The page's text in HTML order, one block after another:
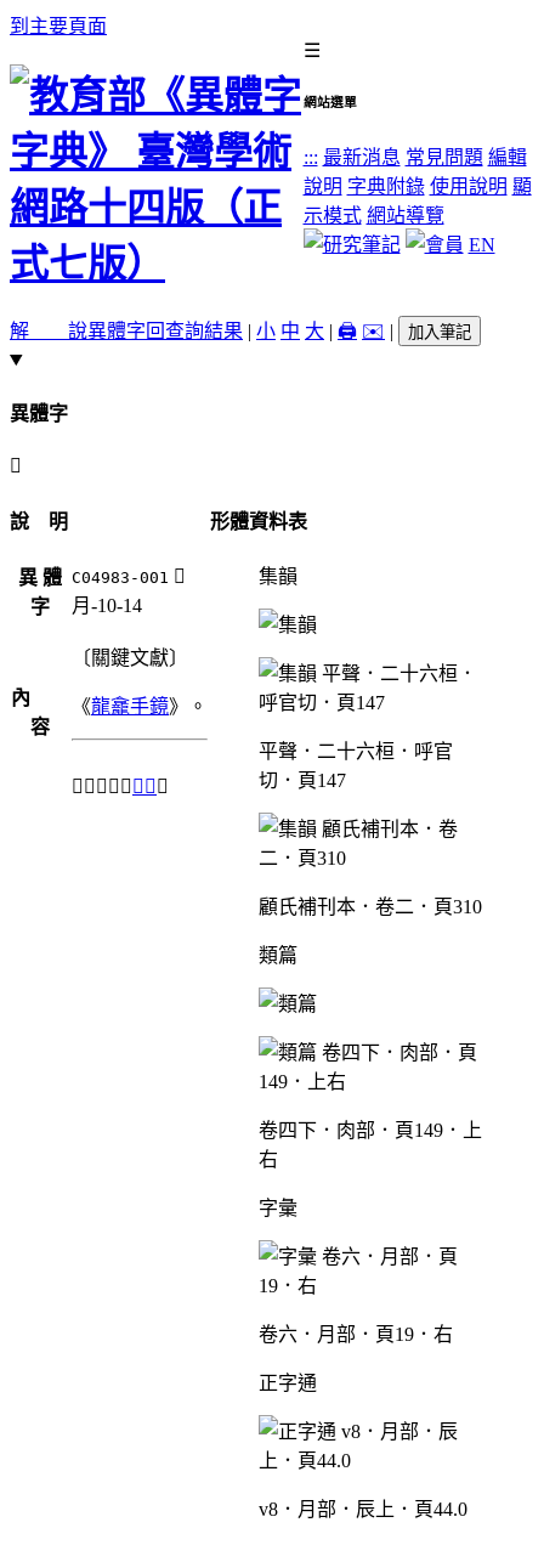
到主要頁面
☰
網站選單
::: 最新消息 常見問題 編輯
說明 字典附錄 使用說明 顯
示模式 網站導覽
EN
解 說異體字回查詢結果 | 小 中 大 | 🖨️ ✉️ | 加入筆記
異體字
󺀻
說 明
異 體
字
C04983-001 󺀻
月-10-14
內
容
〔關鍵文獻〕
《龍龕手鏡》。
⇒「𦝲」之 異體 。
形體資料表
集韻
平聲．二十六桓．呼官
切．頁147
顧氏補刊本．卷二．頁310
類篇
卷四下．肉部．頁149．上
右
字彙
卷六．月部．頁19．右
正字通
v8．月部．辰上．頁44.0